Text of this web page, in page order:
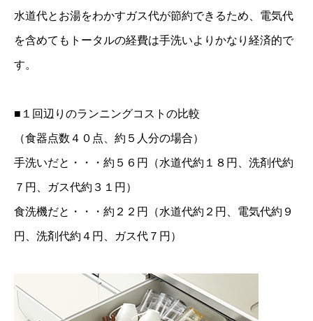
水道代とお湯をわかすガス代が節約できるため、電気代
を含めてもトータルの経費は手洗いよりかなり経済的で
す。
■１回辺りのランニングコストの比較
（食器点数４０点、約５人分の場合）
手洗いだと・・・約５６円（水道代約１８円、洗剤代約
７円、ガス代約３１円）
食洗機だと・・・約２２円（水道代約２円、電気代約９
円、洗剤代約４円、ガス代７円）